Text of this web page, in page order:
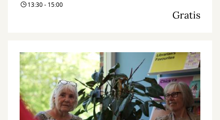
13:30 - 15:00
Gratis